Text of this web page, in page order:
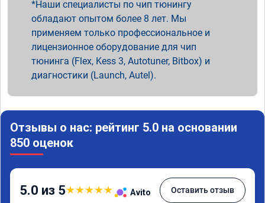
Наши специалисты по чип тюнингу
обладают опытом более 8 лет. Мы
применяем только профессиональное и
лицензионное оборудование для чип
тюнинга (Flex, Kess 3, Autotuner, Bitbox) и
диагностики (Launch, Autel).
Отзывы о нас: рейтинг 5.0 на основании
850 оценок
5.0 из 5★★★★★ Avito Оставить отзыв